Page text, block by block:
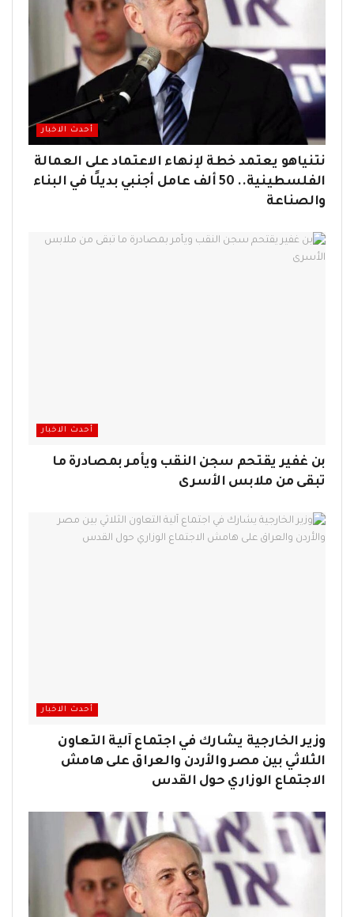
أحدث الاخبار
نتنياهو يعتمد خطة لإنهاء الاعتماد على العمالة
الفلسطينية.. 50 ألف عامل أجنبي بديلًا في البناء
والصناعة
أحدث الاخبار
بن غفير يقتحم سجن النقب ويأمر بمصادرة ما
تبقى من ملابس الأسرى
أحدث الاخبار
وزير الخارجية يشارك في اجتماع آلية التعاون
الثلاثي بين مصر والأردن والعراق على هامش
الاجتماع الوزاري حول القدس